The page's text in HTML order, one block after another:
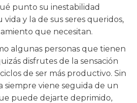
punto su inestabilidad
y la de sus seres queridos,
que necesitan.
algunas personas que tienen
disfrutes de la sensación
de ser más productivo. Sin
siempre viene seguida de un
puede dejarte deprimido,